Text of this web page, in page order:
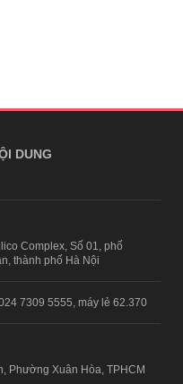
DUNG
Complex, Số 01, phố
thành phố Hà Nội
7309 5555, máy lẻ 62.370
Phường Xuân Hòa, TPHCM